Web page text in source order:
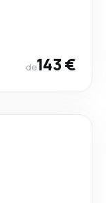
de143 €